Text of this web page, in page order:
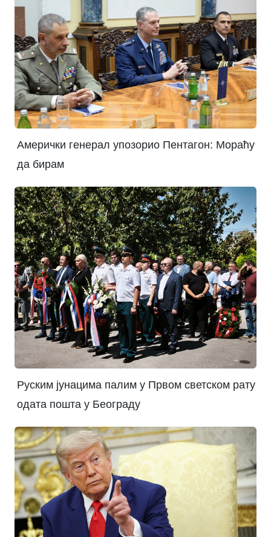
Амерички генерал упозорио Пентагон: Мораћу
да бирам
Руским јунацима палим у Првом светском рату
одата пошта у Београду